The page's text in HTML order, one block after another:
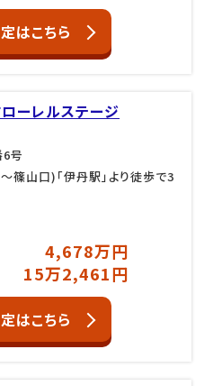
はこちら
ーレルステージ
号
山口)「伊丹駅」より徒歩で3
4,678万円
15万2,461円
はこちら